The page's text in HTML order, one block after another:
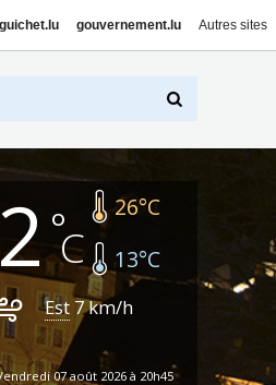
guichet.lu gouvernement.lu Autres sites
26°C
13°C
Est 7km/h
07 août 2026 à 20h45